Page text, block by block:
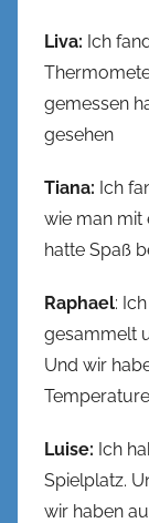
Liva: Ich
gemessen
gesehen
Tiana: Ich
wie man mit
hatte Spaß
Raphael:
gesammelt
Und wir
Luise: Ich
Spielplatz.
wir haben